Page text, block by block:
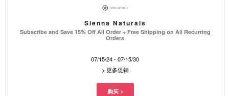
Sienna Naturals
Subscribe and Save 15% Off All Order + Free Shipping on All Recurring
Orders
07/15/24 - 07/15/30
> 更多促销